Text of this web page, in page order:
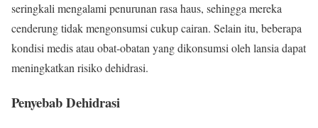
seringkali mengalami penurunan rasa haus, sehingga mereka
cenderung tidak mengonsumsi cukup cairan. Selain itu, beberapa
kondisi medis atau obat-obatan yang dikonsumsi oleh lansia dapat
meningkatkan risiko dehidrasi.
Penyebab Dehidrasi